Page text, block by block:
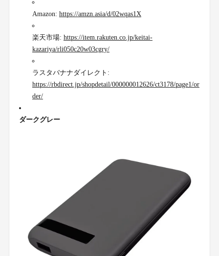
Amazon: https://amzn.asia/d/02wqas1X
楽天市場: https://item.rakuten.co.jp/keitai-
kazariya/rli050c20w03cgry/
ラスタバナナダイレクト:
https://rbdirect.jp/shopdetail/000000012626/ct3178/page1/or
der/
ダークグレー